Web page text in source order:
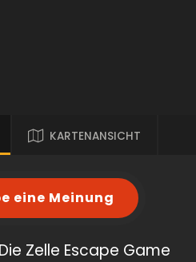
KARTENANSICHT
eine Meinung
Zelle Escape Game